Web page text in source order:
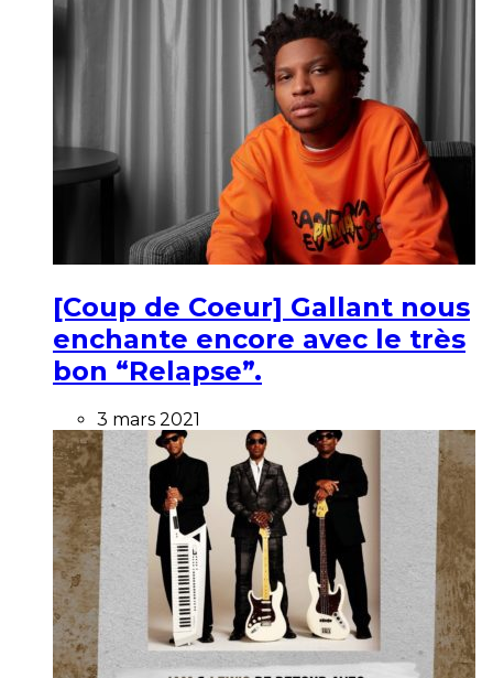
[Coup de Coeur] Gallant nous
enchante encore avec le très
bon “Relapse”.
3 mars 2021